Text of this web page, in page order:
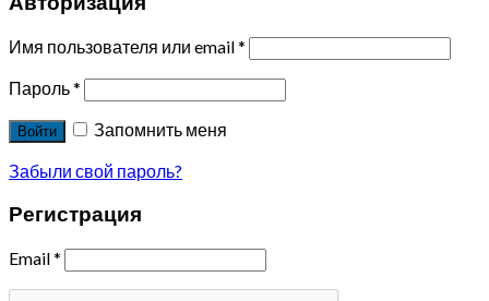
Имя пользователя или email*
Пароль*
Войти
Запомнить меня
Забыли свой пароль?
Регистрация
Email*